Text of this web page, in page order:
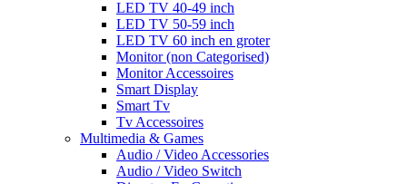
LED TV 40-49 inch
LED TV 50-59 inch
LED TV 60 inch en groter
Monitor (non Categorised)
Monitor Accessoires
Smart Display
Smart Tv
Tv Accessoires
Multimedia & Games
Audio / Video Accessories
Audio / Video Switch